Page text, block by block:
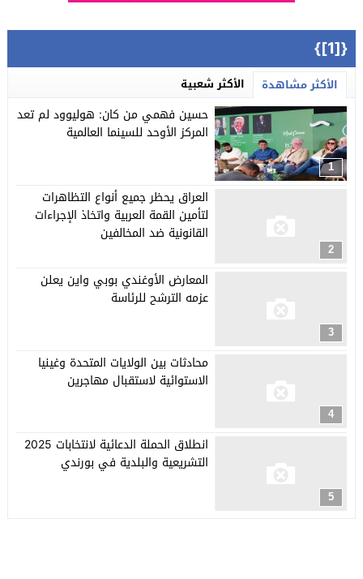
{[1]}
الأكثر مشاهدة الأكثر شعبية
1
حسين فهمي من كان: هوليوود لم تعد
المركز الأوحد للسينما العالمية
2
العراق يحظر جميع أنواع التظاهرات
لتأمين القمة العربية واتخاذ الإجراءات
القانونية ضد المخالفين
3
المعارض الأوغندي بوبي واين يعلن
عزمه الترشح للرئاسة
4
محادثات بين الولايات المتحدة وغينيا
الاستوائية لاستقبال مهاجرين
5
انطلاق الحملة الدعائية لانتخابات 2025
التشريعية والبلدية في بورندي